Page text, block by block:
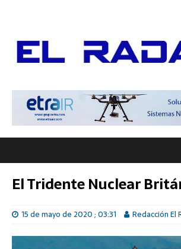
El Tridente Nuclear
15 de mayo de 2020 ; 03:31 Redacción El